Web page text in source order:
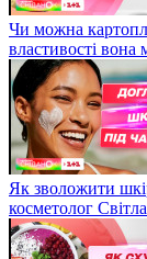
Чи можна
властивості вона
Як зволожити
косметолог